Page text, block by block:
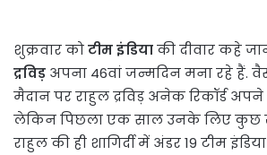
शुक्रवार कोटीम इंडियाकी दीवार कहे
द्रविड़ अपना 46वां जन्मदिन मना रहे हैं.
मैदान पर राहुल द्रविड़ अनेक रिकॉर्ड
लेकिन पिछला एक साल उनके लिए कुछ
राहुल की ही शागिर्दी में अंडर 19 टीम